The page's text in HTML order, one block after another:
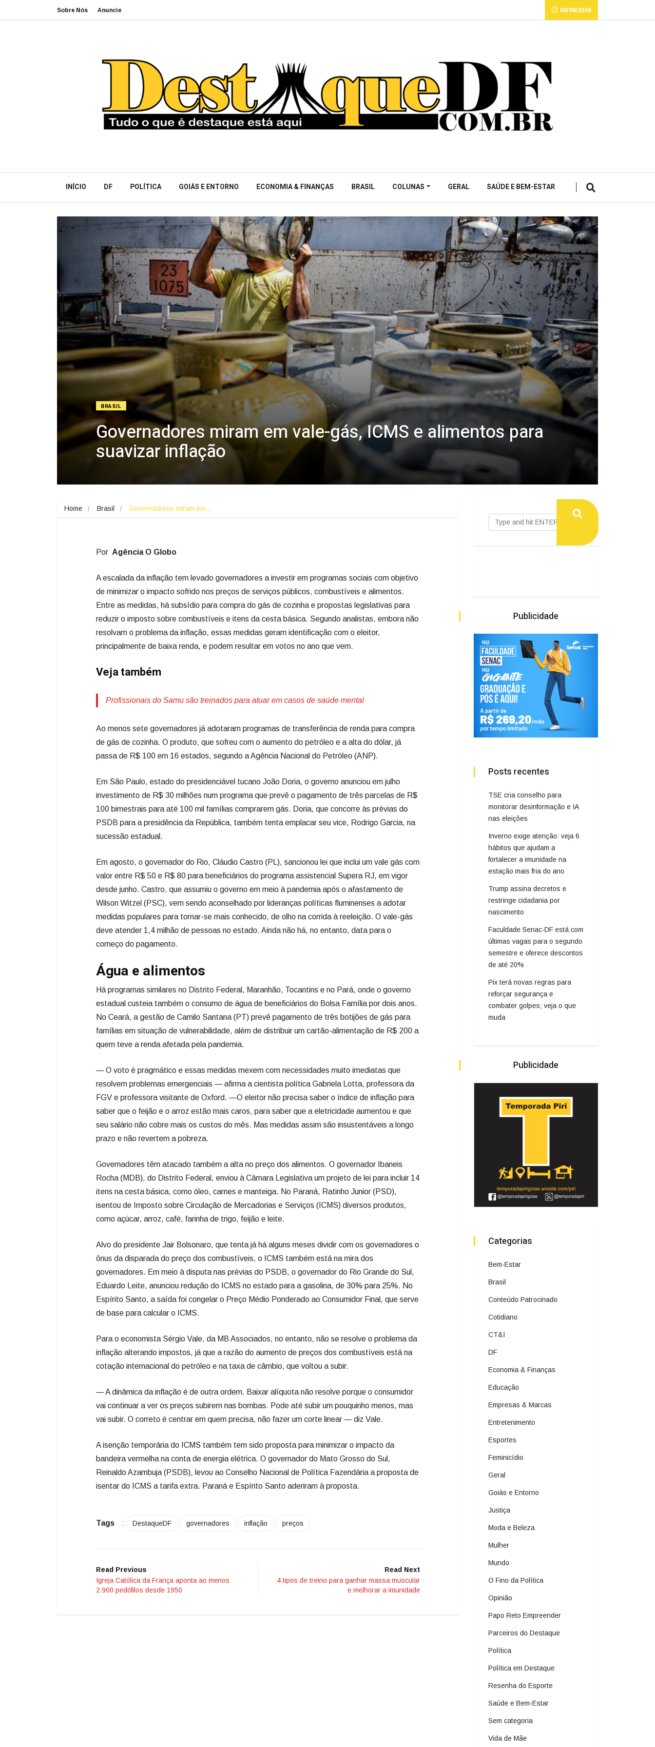
Sobre Nós Anuncie 08/08/2026
INÍCIO DF POLÍTICA GOIÁS E ENTORNO ECONOMIA & FINANÇAS BRASIL COLUNAS GERAL SAÚDE E BEM-ESTAR
BRASIL
Governadores miram em vale-gás, ICMS e alimentos para
suavizar inflação
Home Brasil Governadores miram em…
Por Agência O Globo
A escalada da inflação tem levado governadores a investir em programas sociais com objetivo
de minimizar o impacto sofrido nos preços de serviços públicos, combustíveis e alimentos.
Entre as medidas, há subsídio para compra do gás de cozinha e propostas legislativas para
reduzir o imposto sobre combustíveis e itens da cesta básica. Segundo analistas, embora não
resolvam o problema da inflação, essas medidas geram identificação com o eleitor,
principalmente de baixa renda, e podem resultar em votos no ano que vem.
Veja também
Profissionais do Samu são treinados para atuar em casos de saúde mental
Ao menos sete governadores já adotaram programas de transferência de renda para compra
de gás de cozinha. O produto, que sofreu com o aumento do petróleo e a alta do dólar, já
passa de R$ 100 em 16 estados, segundo a Agência Nacional do Petróleo (ANP).
Em São Paulo, estado do presidenciável tucano João Doria, o governo anunciou em julho
investimento de R$ 30 milhões num programa que prevê o pagamento de três parcelas de R$
100 bimestrais para até 100 mil famílias comprarem gás. Doria, que concorre às prévias do
PSDB para a presidência da República, também tenta emplacar seu vice, Rodrigo Garcia, na
sucessão estadual.
Em agosto, o governador do Rio, Cláudio Castro (PL), sancionou lei que inclui um vale gás com
valor entre R$ 50 e R$ 80 para beneficiários do programa assistencial Supera RJ, em vigor
desde junho. Castro, que assumiu o governo em meio à pandemia após o afastamento de
Wilson Witzel (PSC), vem sendo aconselhado por lideranças políticas fluminenses a adotar
medidas populares para tornar-se mais conhecido, de olho na corrida à reeleição. O vale-gás
deve atender 1,4 milhão de pessoas no estado. Ainda não há, no entanto, data para o
começo do pagamento.
Água e alimentos
Há programas similares no Distrito Federal, Maranhão, Tocantins e no Pará, onde o governo
estadual custeia também o consumo de água de beneficiários do Bolsa Família por dois anos.
No Ceará, a gestão de Camilo Santana (PT) prevê pagamento de três botijões de gás para
famílias em situação de vulnerabilidade, além de distribuir um cartão-alimentação de R$ 200 a
quem teve a renda afetada pela pandemia.
— O voto é pragmático e essas medidas mexem com necessidades muito imediatas que
resolvem problemas emergenciais — afirma a cientista política Gabriela Lotta, professora da
FGV e professora visitante de Oxford. —O eleitor não precisa saber o índice de inflação para
saber que o feijão e o arroz estão mais caros, para saber que a eletricidade aumentou e que
seu salário não cobre mais os custos do mês. Mas medidas assim são insustentáveis a longo
prazo e não revertem a pobreza.
Governadores têm atacado também a alta no preço dos alimentos. O governador Ibaneis
Rocha (MDB), do Distrito Federal, enviou à Câmara Legislativa um projeto de lei para incluir 14
itens na cesta básica, como óleo, carnes e manteiga. No Paraná, Ratinho Junior (PSD),
isentou de Imposto sobre Circulação de Mercadorias e Serviços (ICMS) diversos produtos,
como açúcar, arroz, café, farinha de trigo, feijão e leite.
Alvo do presidente Jair Bolsonaro, que tenta já há alguns meses dividir com os governadores o
ônus da disparada do preço dos combustíveis, o ICMS também está na mira dos
governadores. Em meio à disputa nas prévias do PSDB, o governador do Rio Grande do Sul,
Eduardo Leite, anunciou redução do ICMS no estado para a gasolina, de 30% para 25%. No
Espírito Santo, a saída foi congelar o Preço Médio Ponderado ao Consumidor Final, que serve
de base para calcular o ICMS.
Para o economista Sérgio Vale, da MB Associados, no entanto, não se resolve o problema da
inflação alterando impostos, já que a razão do aumento de preços dos combustíveis está na
cotação internacional do petróleo e na taxa de câmbio, que voltou a subir.
— A dinâmica da inflação é de outra ordem. Baixar alíquota não resolve porque o consumidor
vai continuar a ver os preços subirem nas bombas. Pode até subir um pouquinho menos, mas
vai subir. O correto é centrar em quem precisa, não fazer um corte linear — diz Vale.
A isenção temporária do ICMS também tem sido proposta para minimizar o impacto da
bandeira vermelha na conta de energia elétrica. O governador do Mato Grosso do Sul,
Reinaldo Azambuja (PSDB), levou ao Conselho Nacional de Política Fazendária a proposta de
isentar do ICMS a tarifa extra. Paraná e Espírito Santo aderiram à proposta.
Tags : DestaqueDF governadores inflação preços
Read Previous
Igreja Católica da França aponta ao menos
2.900 pedófilos desde 1950
Read Next
4 tipos de treino para ganhar massa muscular
e melhorar a imunidade
Publicidade
Posts recentes
TSE cria conselho para
monitorar desinformação e IA
nas eleições
Inverno exige atenção: veja 6
hábitos que ajudam a
fortalecer a imunidade na
estação mais fria do ano
Trump assina decretos e
restringe cidadania por
nascimento
Faculdade Senac-DF está com
últimas vagas para o segundo
semestre e oferece descontos
de até 20%
Pix terá novas regras para
reforçar segurança e
combater golpes; veja o que
muda
Publicidade
Categorias
Bem-Estar
Brasil
Conteúdo Patrocinado
Cotidiano
CT&I
DF
Economia & Finanças
Educação
Empresas & Marcas
Entretenimento
Esportes
Feminicídio
Geral
Goiás e Entorno
Justiça
Moda e Beleza
Mulher
Mundo
O Fino da Política
Opinião
Papo Reto Empreender
Parceiros do Destaque
Política
Política em Destaque
Resenha do Esporte
Saúde e Bem-Estar
Sem categoria
Vida de Mãe